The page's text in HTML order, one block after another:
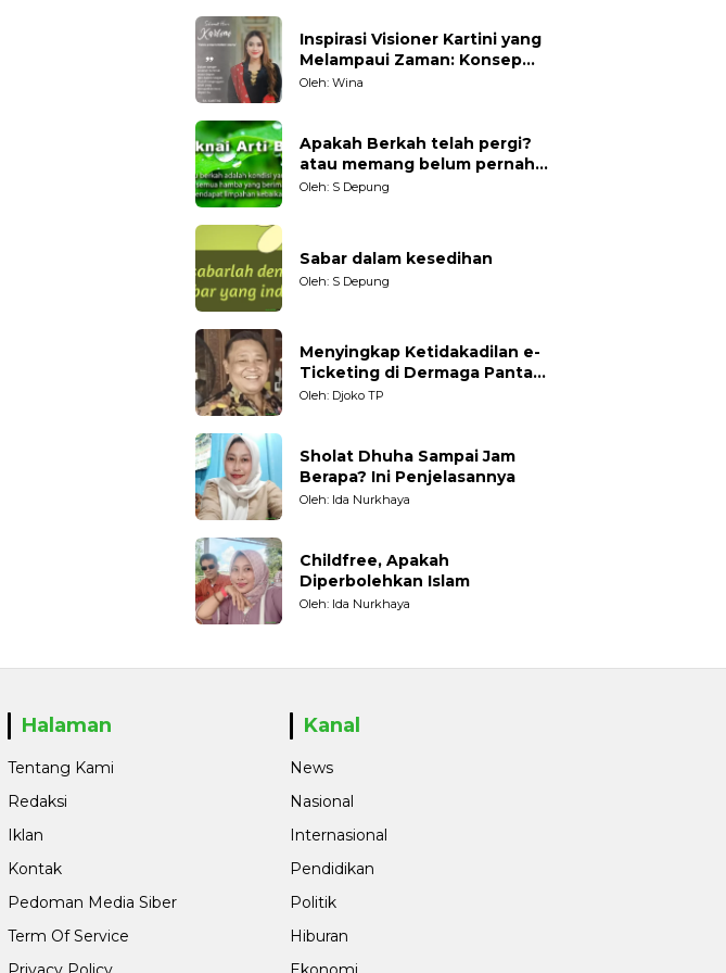
Inspirasi Visioner Kartini yang
Melampaui Zaman: Konsep
Kecakapan Hidup bagi
Oleh: Wina
Apakah Berkah telah pergi?
atau memang belum pernah
datang?
Oleh: S Depung
Sabar dalam kesedihan
Oleh: S Depung
Menyingkap Ketidakadilan e-
Ticketing di Dermaga Pantai
Kartini Jepara, terhadap
Oleh: Djoko TP
Sholat Dhuha Sampai Jam
Berapa? Ini Penjelasannya
Oleh: Ida Nurkhaya
Childfree, Apakah
Diperbolehkan Islam
Oleh: Ida Nurkhaya
Halaman
Tentang Kami
Redaksi
Iklan
Kontak
Pedoman Media Siber
Term Of Service
Kanal
News
Nasional
Internasional
Pendidikan
Politik
Hiburan